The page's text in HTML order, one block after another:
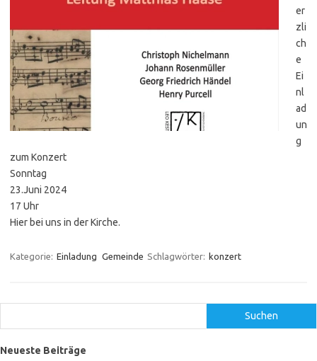
er
zli
ch
e
Ei
nl
ad
un
g
zum Konzert
Sonntag
23.Juni 2024
17 Uhr
Hier bei uns in der Kirche.
Kategorie: Einladung Gemeinde Schlagwörter: konzert
Suchen
Neueste Beiträge